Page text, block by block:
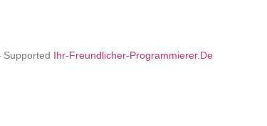
Supported Ihr-Freundlicher-Programmierer.de